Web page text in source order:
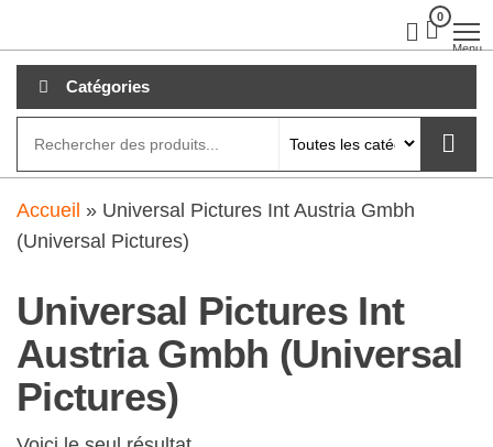
au
contenu
0
Menu
Catégories
Accueil » Universal Pictures Int Austria Gmbh
(Universal Pictures)
Universal Pictures Int
Austria Gmbh (Universal
Pictures)